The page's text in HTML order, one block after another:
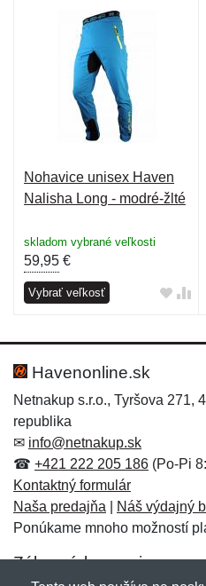
Nohavice unisex Haven
Nalisha Long - modré-žlté
skladom vybrané veľkosti
59,95 €
Vybrať veľkosť
Havenonline.sk
Netnakup s.r.o., Tyršova 271,
republika
✉ info@netnakup.sk
☎ +421 222 205 186 (Po-Pi
Kontaktný formulár
Naša predajňa
Náš výdajný
Ponúkame mnoho možností
Zákaznícky servis